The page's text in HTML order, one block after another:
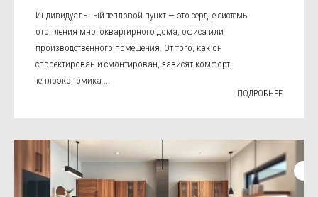
Индивидуальный тепловой пункт — это сердце системы
отопления многоквартирного дома, офиса или
производственного помещения. От того, как он
спроектирован и смонтирован, зависят комфорт,
теплоэкономика ...
ПОДРОБНЕЕ